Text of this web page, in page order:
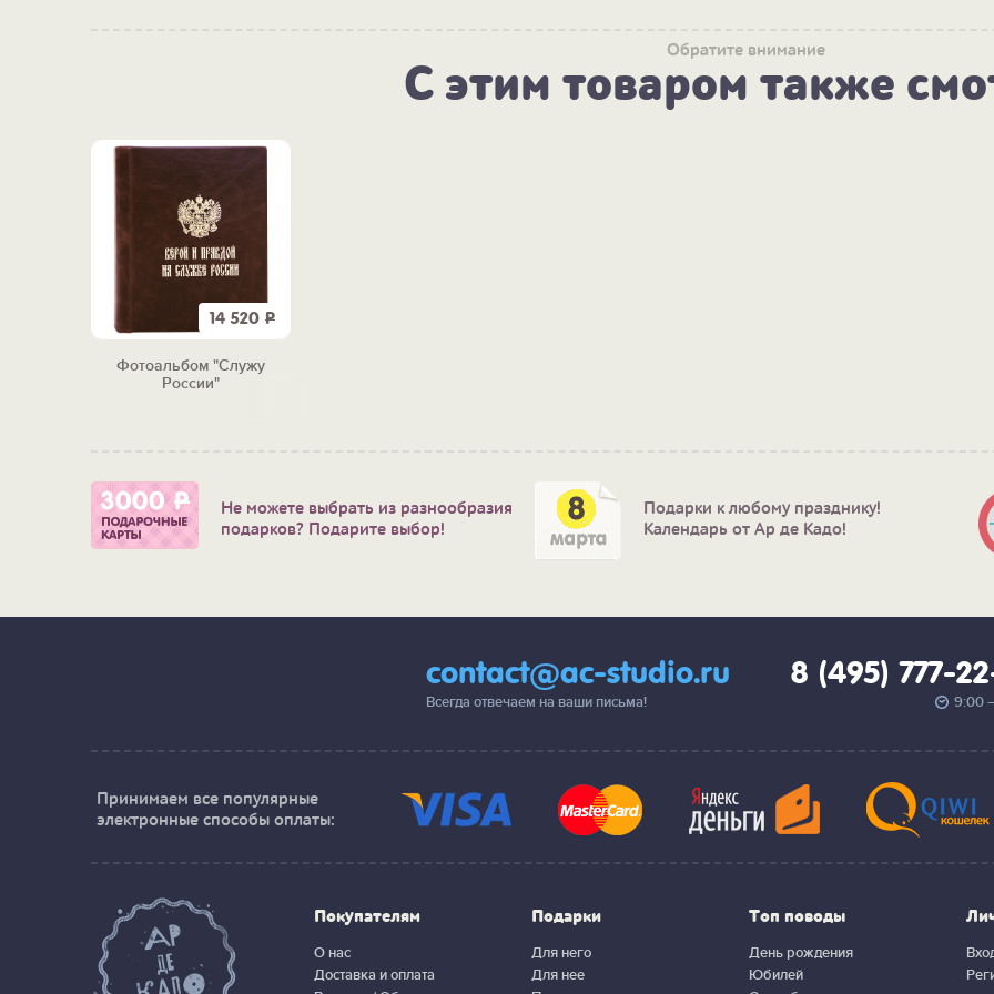
Обратите внимание
С этим товаром также
14 520 Р
Фотоальбом "Служу
России"
Не можете выбрать из разнообразия
подарков? Подарите выбор!
Подарки к любому празднику!
Календарь от Ар де Кадо!
contact@ac-studio.ru
Всегда отвечаем на ваши письма!
8 (495) 777-
9:00
Принимаем все популярные
электронные способы оплаты:
Покупателям
О нас
Доставка и оплата
Подарки
Для него
Для нее
Топ поводы
День рождения
Юбилей